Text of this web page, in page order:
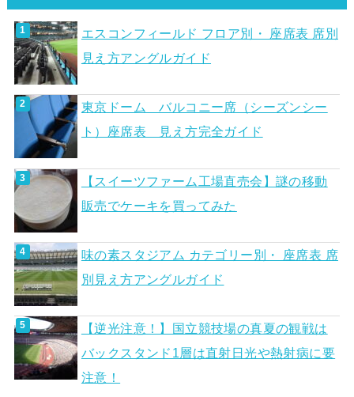
エスコンフィールド フロア別・ 座席表 席別
見え方アングルガイド
東京ドーム バルコニー席（シーズンシー
ト）座席表 見え方完全ガイド
【スイーツファーム工場直売会】謎の移動
販売でケーキを買ってみた
味の素スタジアム カテゴリー別・ 座席表 席
別見え方アングルガイド
【逆光注意！】国立競技場の真夏の観戦は
バックスタンド1層は直射日光や熱射病に要
注意！